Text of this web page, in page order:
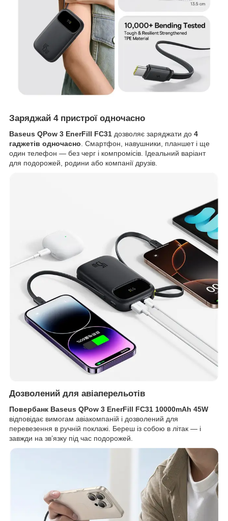
Заряджай 4 пристрої одночасно
Baseus QPow 3 EnerFill FC31 дозволяє заряджати до 4
гаджетів одночасно . Смартфон, навушники, планшет і ще
один телефон — без черг і компромісів. Ідеальний варіант
для подорожей, родини або компанії друзів.
Дозволений для авіаперельотів
Повербанк Baseus QPow 3 EnerFill FC31 10000mAh 45W
відповідає вимогам авіакомпаній і дозволений для
перевезення в ручній поклажі. Береш із собою в літак — і
завжди на зв’язку під час подорожей.